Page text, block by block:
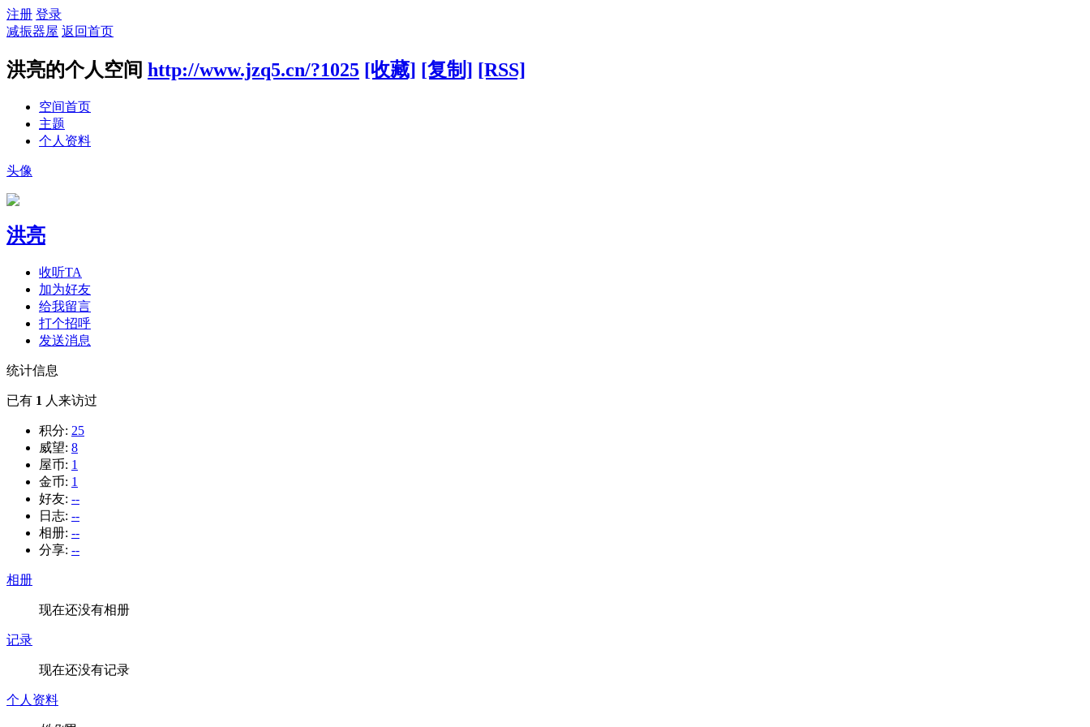
注册 登录
减振器屋 返回首页
洪亮的个人空间 http://www.jzq5.cn/?1025 [收藏] [复制] [RSS]
空间首页
主题
个人资料
头像
洪亮
收听TA
加为好友
给我留言
打个招呼
发送消息
统计信息
已有 1 人来访过
积分: 25
威望: 8
屋币: 1
金币: 1
好友: --
日志: --
相册: --
分享: --
相册
现在还没有相册
记录
现在还没有记录
个人资料